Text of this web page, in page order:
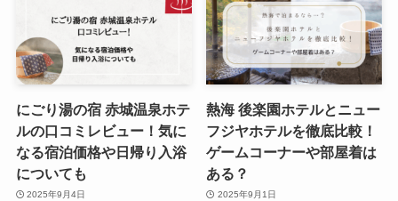
にごり湯の宿 赤城温泉ホテ
ルの口コミレビュー！気に
なる宿泊価格や日帰り入浴
についても
2025年9月4日
熱海 後楽園ホテルとニュー
フジヤホテルを徹底比較！
ゲームコーナーや部屋着は
ある？
2025年9月1日